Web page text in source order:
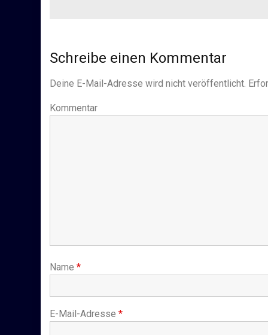
Schreibe einen Kommentar
Deine E-Mail-Adresse wird nicht veröffentlicht.
Kommentar
Name *
E-Mail-Adresse *